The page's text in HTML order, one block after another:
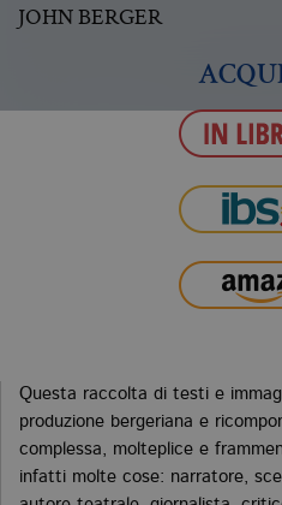
JOHN BERGER
Questa raccolta di testi e
produzione bergeriana e
complessa, molteplice e
infatti molte cose: narratore,